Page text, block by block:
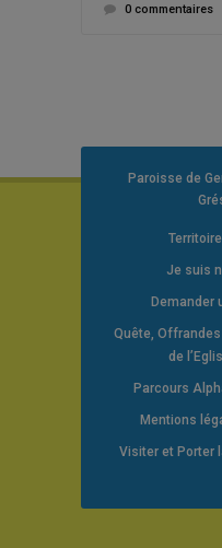
0 commentaires
Paroisse de
Je suis
Demander
Quête,
de
Parcours
Mentions
Visiter et Porter